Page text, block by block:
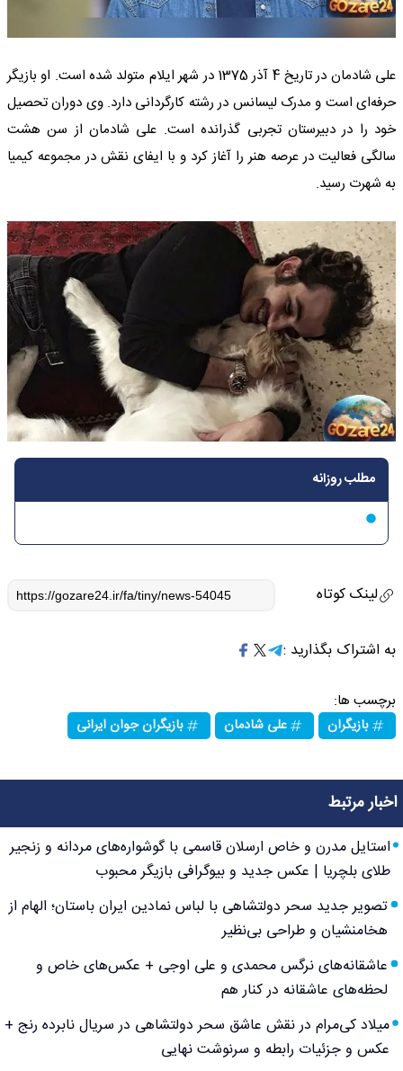
علی شادمان در تاریخ 4 آذر 1375 در شهر ایلام متولد شده است. او بازیگر
حرفه‌ای است و مدرک لیسانس در رشته کارگردانی دارد. وی دوران تحصیل
خود را در دبیرستان تجربی گذرانده است. علی شادمان از سن هشت
سالگی فعالیت در عرصه هنر را آغاز کرد و با ایفای نقش در مجموعه کیمیا
به شهرت رسید.
مطلب روزانه
لینک کوتاه
به اشتراک بگذارید :
برچسب ها:
بازیگران علی شادمان بازیگران جوان ایرانی
اخبار مرتبط
استایل مدرن و خاص ارسلان قاسمی با گوشواره‌های مردانه و زنجیر
طلای بلچریا | عکس جدید و بیوگرافی بازیگر محبوب
تصویر جدید سحر دولتشاهی با لباس نمادین ایران باستان؛ الهام از
هخامنشیان و طراحی بی‌نظیر
عاشقانه‌های نرگس محمدی و علی اوجی + عکس‌های خاص و
لحظه‌های عاشقانه در کنار هم
میلاد کی‌مرام در نقش عاشق سحر دولتشاهی در سریال نابرده رنج +
عکس و جزئیات رابطه و سرنوشت نهایی